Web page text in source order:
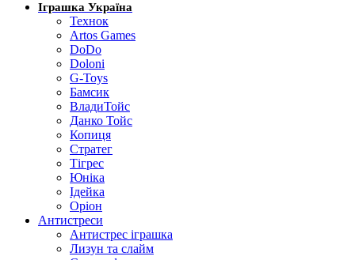
Іграшка Україна
Технок
Artos Games
DoDo
Doloni
G-Toys
Бамсик
ВладиТойс
Данко Тойс
Копиця
Стратег
Тігрес
Юніка
Ідейка
Оріон
Антистреси
Антистрес іграшка
Лизун та слайм